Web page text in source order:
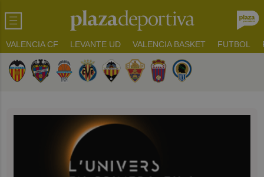
VALENCIA CF LEVANTE UD VALENCIA BASKET FUTBOL